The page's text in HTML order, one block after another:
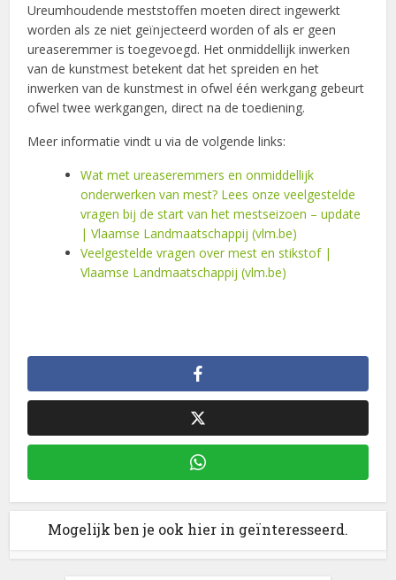
Ureumhoudende meststoffen moeten direct ingewerkt
worden als ze niet geïnjecteerd worden of als er geen
ureaseremmer is toegevoegd. Het onmiddellijk inwerken
van de kunstmest betekent dat het spreiden en het
inwerken van de kunstmest in ofwel één werkgang gebeurt
ofwel twee werkgangen, direct na de toediening.
Meer informatie vindt u via de volgende links:
Wat met ureaseremmers en onmiddellijk
onderwerken van mest? Lees onze veelgestelde
vragen bij de start van het mestseizoen – update
| Vlaamse Landmaatschappij (vlm.be)
Veelgestelde vragen over mest en stikstof |
Vlaamse Landmaatschappij (vlm.be)
Mogelijk ben je ook hier in geïnteresseerd.